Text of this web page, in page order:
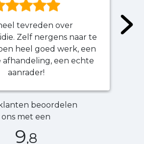
tevreden over
Zelf nergens naar te
heel goed werk, een
afhandeling, een echte
aanrader!
beoordelen
ons met een
9,8